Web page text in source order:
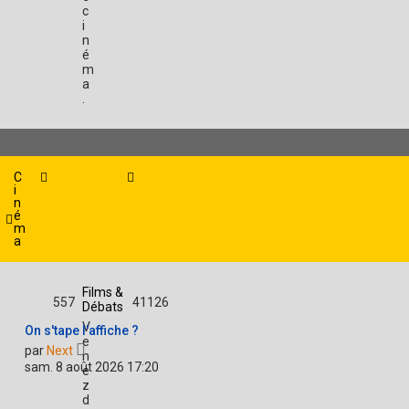
c
i
n
é
m
a
C
i
n
é
m
a
Films &
Débats
V
e
n
e
z
d
557
41126
On s'tape l'affiche ?
par Next
V
o
i
r
l
sam. 8 août 2026 17:20